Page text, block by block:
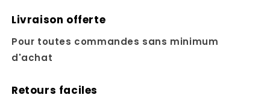
Livraison offerte
Pour toutes commandes sans minimum
d'achat
Retours faciles